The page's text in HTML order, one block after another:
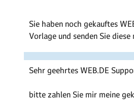
Sie haben noch gekauftes
Vorlage und senden Sie
Sehr geehrtes WEB.DE
bitte zahlen Sie mir meine